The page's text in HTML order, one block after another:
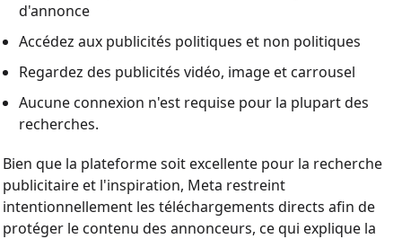
d'annonce
Accédez aux publicités politiques et non politiques
Regardez des publicités vidéo, image et carrousel
Aucune connexion n'est requise pour la plupart des
recherches.
Bien que la plateforme soit excellente pour la recherche
publicitaire et l'inspiration, Meta restreint
intentionnellement les téléchargements directs afin de
protéger le contenu des annonceurs, ce qui explique la